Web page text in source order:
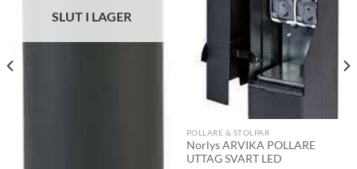
SLUT I LAGER
POLLARE & STOLPAR
Norlys ARVIKA POLLARE
UTTAG SVART LED